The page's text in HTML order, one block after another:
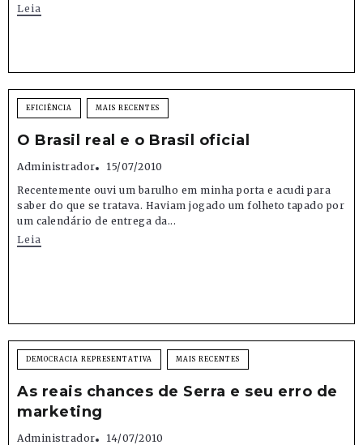
Leia
EFICIÊNCIA MAIS RECENTES
O Brasil real e o Brasil oficial
Administrador
15/07/2010
Recentemente ouvi um barulho em minha porta e acudi para
saber do que se tratava. Haviam jogado um folheto tapado por
um calendário de entrega da...
Leia
DEMOCRACIA REPRESENTATIVA MAIS RECENTES
As reais chances de Serra e seu erro de
marketing
Administrador
14/07/2010